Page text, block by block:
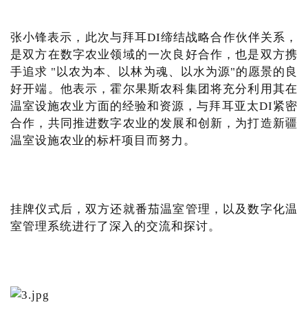
张小锋表示，此次与拜耳DI缔结战略合作伙伴关系，
是双方在数字农业领域的一次良好合作，也是双方携
手追求 "以农为本、以林为魂、以水为源"的愿景的良
好开端。他表示，霍尔果斯农科集团将充分利用其在
温室设施农业方面的经验和资源，与拜耳亚太DI紧密
合作，共同推进数字农业的发展和创新，为打造新疆
温室设施农业的标杆项目而努力。
挂牌仪式后，双方还就番茄温室管理，以及数字化温
室管理系统进行了深入的交流和探讨。